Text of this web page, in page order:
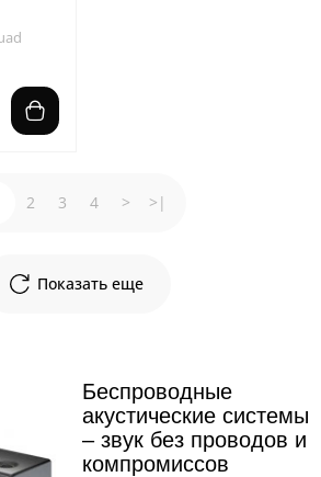
Показать еще
2 3 4 > >|
Беспроводные
акустические системы
– звук без проводов и
компромиссов